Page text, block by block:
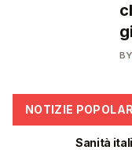
BY
NOTIZIE
Sanità